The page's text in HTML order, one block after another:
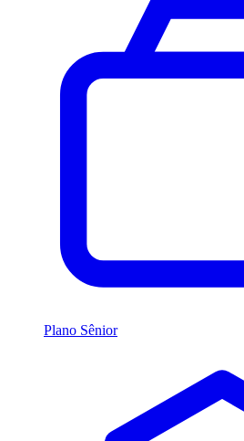
Plano Sênior